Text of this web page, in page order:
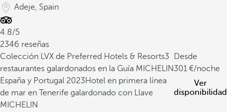
Adeje, Spain
4.8/5
2346 reseñas
Colección LVX de Preferred Hotels & Resorts3
restaurantes galardonados en la Guía MICHELIN
España y Portugal 2023Hotel en primera línea
de mar en Tenerife galardonado con Llave
MICHELIN
Desde
301
/noche
Ver
disponibilidad